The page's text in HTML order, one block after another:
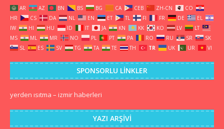
AR AZ BN BS BG CA CEB ZH-CN
CO
HR
CS DA NL EN ET TL FI FR DE
EL
IW
HI HU ID IT JA KN KK KO LV
LT
MS
ML MR NO PL PT PA RO RU SR
SK
SL
ES SV TG TA TE TH TR UK UR VI
SPONSORLU LINKLER
yerden ısıtma – izmir haberleri
YAZI ARŞIVI